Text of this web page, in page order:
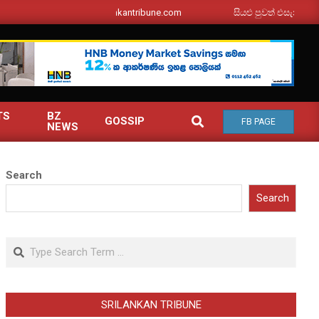
srilankantribune.com සියළු පුවත් එසැනින් ඔබ
BZ
NEWS
GOSSIP SEARCH
FB PAGE
Search
Search
Search
SRILANKAN TRIBUNE